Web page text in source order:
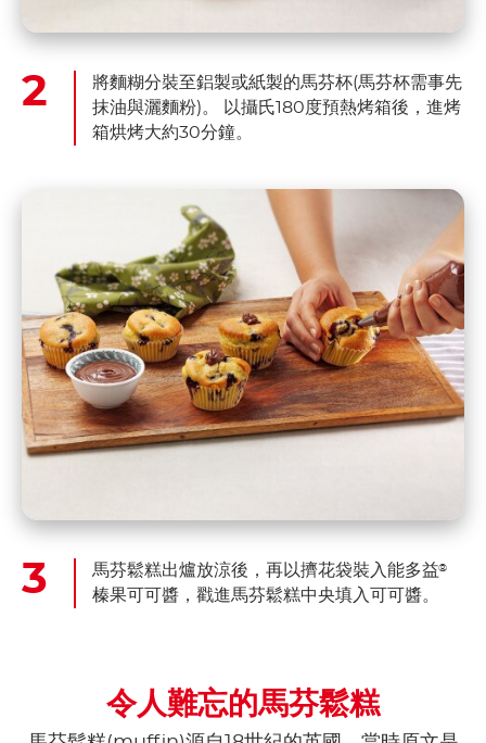
將麵糊分裝至鋁製或紙製的馬芬杯(馬芬杯需事先
抹油與灑麵粉)。 以攝氏180度預熱烤箱後，進烤
箱烘烤大約30分鐘。
馬芬鬆糕出爐放涼後，再以擠花袋裝入能多益®
榛果可可醬，戳進馬芬鬆糕中央填入可可醬。
令人難忘的馬芬鬆糕